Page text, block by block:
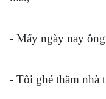
- Mấy ngày nay
- Tôi ghé thăm nhà